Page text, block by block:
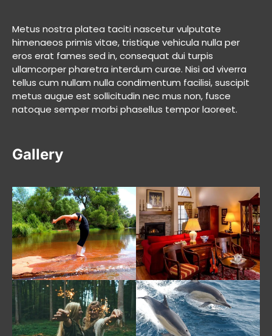
Metus nostra platea taciti nascetur vulputate
himenaeos primis vitae, tristique vehicula nulla per
eros erat fames sed in, consequat dui turpis
ullamcorper pharetra interdum curae. Nisi ad viverra
tellus cum nullam nulla condimentum facilisi, suscipit
metus augue est sollicitudin nec mus non, fusce
natoque semper morbi phasellus tempor laoreet.
Gallery